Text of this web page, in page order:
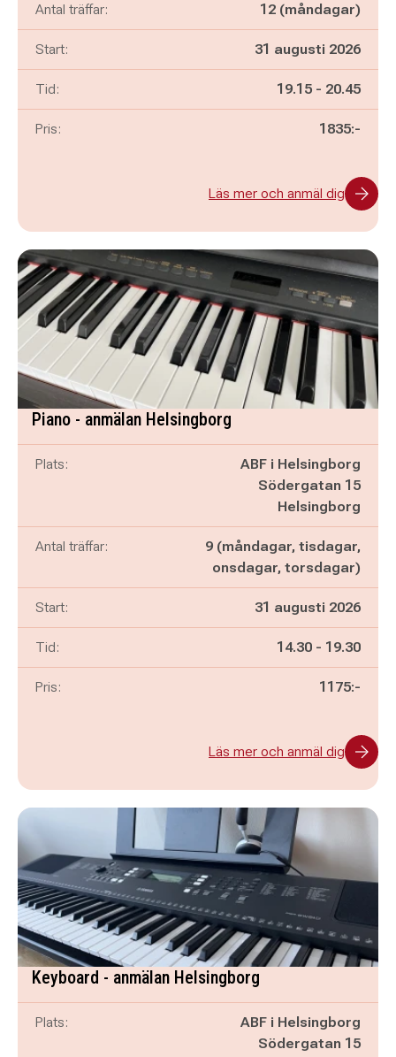
Antal träffar: 12 (måndagar)
Start: 31 augusti 2026
Tid: Pågår mellan
19.15 - och
20.45
Pris: 1835:-
Läs mer och anmäl dig
Piano - anmälan Helsingborg
Plats:
ABF i Helsingborg
Södergatan 15
Helsingborg
Antal träffar:
9 (måndagar, tisdagar,
onsdagar, torsdagar)
Start: 31 augusti 2026
Tid: Pågår mellan
14.30 - och
19.30
Pris: 1175:-
Läs mer och anmäl dig
Keyboard - anmälan Helsingborg
Plats:
ABF i Helsingborg
Södergatan 15